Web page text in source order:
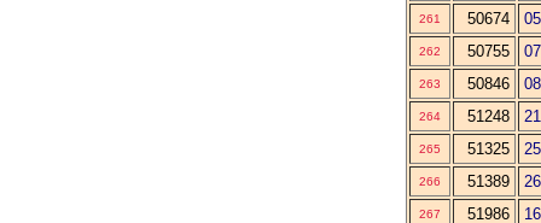
261 50674
262 50755
263 50846
264 51248
265 51325
266 51389
267 51986